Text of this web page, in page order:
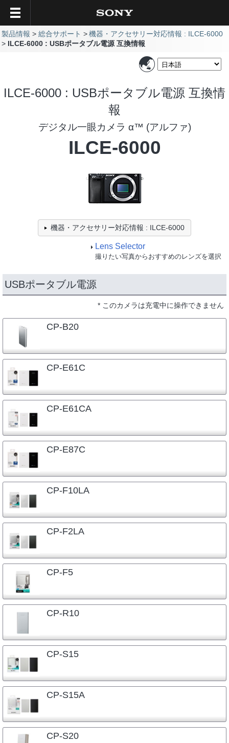
製品情報 総合サポート
機器・アクセサリー対応情報 : ILCE-6000
ILCE-6000 : USBポータブル電源 互換情報
ILCE-6000 : USBポータブル電源 互換情
報
デジタル一眼カメラ α™ (アルファ)
ILCE-6000
機器・アクセサリー対応情報 : ILCE-6000
Lens Selector
撮りたい写真からおすすめのレンズを選択
USBポータブル電源
* このカメラは充電中に操作できません
CP-B20
CP-E61C
CP-E61CA
CP-E87C
CP-F10LA
CP-F2LA
CP-F5
CP-R10
CP-S15
CP-S15A
CP-S20